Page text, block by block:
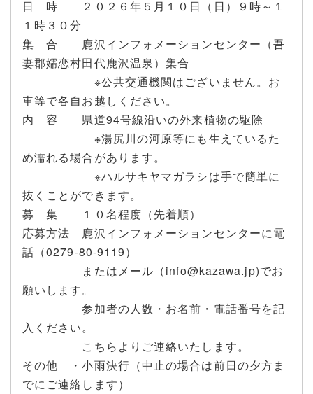
日 時 ２０２６年５月１０日（日）９時～１
１時３０分
集 合 鹿沢インフォメーションセンター（吾
妻郡嬬恋村田代鹿沢温泉）集合
※公共交通機関はございません。お
車等で各自お越しください。
内 容 県道94号線沿いの外来植物の駆除
※湯尻川の河原等にも生えているた
め濡れる場合があります。
※ハルサキヤマガラシは手で簡単に
抜くことができます。
募 集 １０名程度（先着順）
応募方法 鹿沢インフォメーションセンターに電
話（0279-80-9119）
またはメール（info@kazawa.jp)でお
願いします。
参加者の人数・お名前・電話番号を記
入ください。
こちらよりご連絡いたします。
その他 ・小雨決行（中止の場合は前日の夕方ま
でにご連絡します）